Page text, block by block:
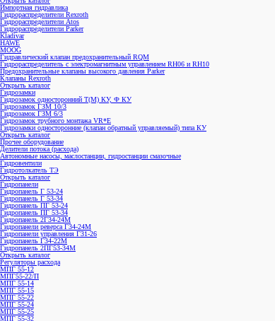
Импортная гидравлика
Гидрораспределители Rexroth
Гидрораспределители Atos
Гидрораспределители Parker
Kladivar
HAWE
MOOG
Гидравлический клапан предохранительный RQM
Гидрораспределитель с электромагнитным управлением RH06 и RH10
Предохранительные клапаны высокого давления Parker
Клапаны Rexroth
Открыть каталог
Гидрозамки
Гидрозамок односторонний Т(М) КУ, Ф КУ
Гидрозамок ГЗМ 10/3
Гидрозамок ГЗМ 6/3
Гидрозамок трубного монтажа VR*E
Гидрозамки односторонние (клапан обратный управляемый) типа КУ
Открыть каталог
Прочее оборудование
Делители потока (расхода)
Автономные насосы, маслостанции, гидростанции смазочные
Гидровентили
Гидротолкатель ТЭ
Открыть каталог
Гидропанели
Гидропанель Г 53-24
Гидропанель Г 53-34
Гидропанель ПГ 53-24
Гидропанель ПГ 53-34
Гидропанель 2Г34-24М
Гидропанели реверса Г34-24М
Гидропанели управления Г31-26
Гидропанель Г34-22М
Гидропанель 2ПГ53-34М
Открыть каталог
Регуляторы расхода
МПГ 55-12
МПГ55-22/П
МПГ 55-14
МПГ 55-15
МПГ 55-22
МПГ 55-24
МПГ 55-25
МПГ 55-32